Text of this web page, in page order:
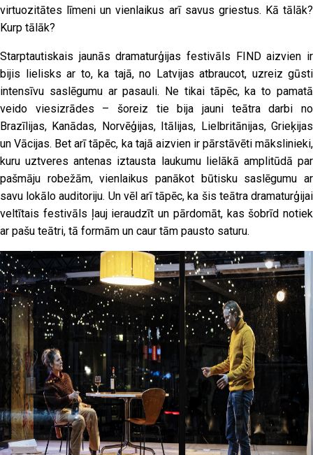
virtuozitātes līmeni un vienlaikus arī savus griestus. Kā tālāk?
Kurp tālāk?
Starptautiskais jaunās dramaturģijas festivāls FIND aizvien ir
bijis lielisks ar to, ka tajā, no Latvijas atbraucot, uzreiz gūsti
intensīvu saslēgumu ar pasauli. Ne tikai tāpēc, ka to pamatā
veido viesizrādes – šoreiz tie bija jauni teātra darbi no
Brazīlijas, Kanādas, Norvēģijas, Itālijas, Lielbritānijas, Grieķijas
un Vācijas. Bet arī tāpēc, ka tajā aizvien ir pārstāvēti mākslinieki,
kuru uztveres antenas iztausta laukumu lielākā amplitūdā par
pašmāju robežām, vienlaikus panākot būtisku saslēgumu ar
savu lokālo auditoriju. Un vēl arī tāpēc, ka šis teātra dramaturģijai
veltītais festivāls ļauj ieraudzīt un pārdomāt, kas šobrīd notiek
ar pašu teātri, tā formām un caur tām pausto saturu.